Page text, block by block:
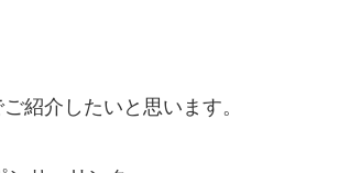
紹介したいと思います。